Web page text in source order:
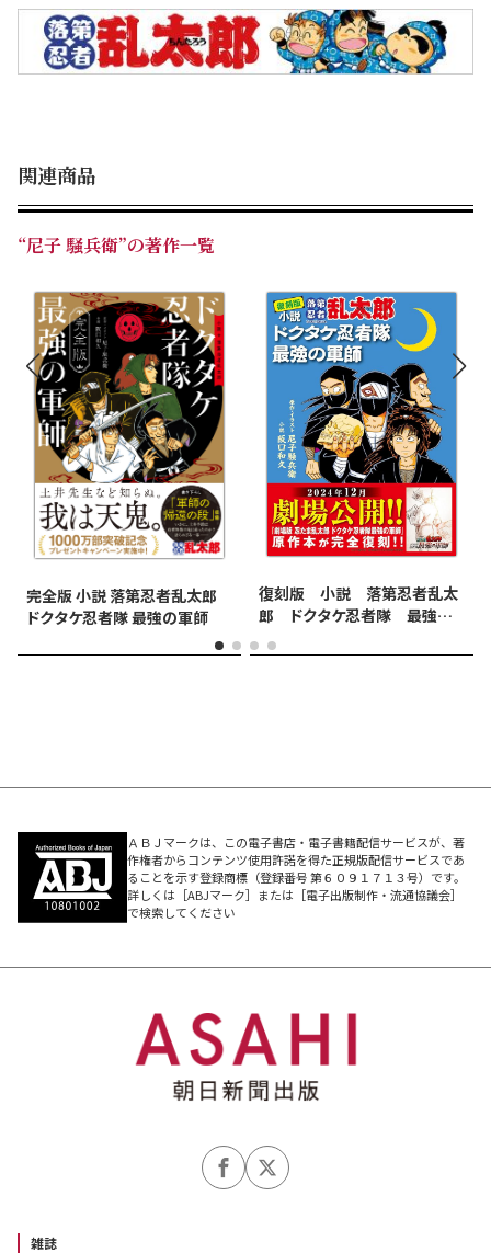
関連商品
“尼子 騒兵衛”の著作一覧
完全版 小説 落第忍者乱太郎
ドクタケ忍者隊 最強の軍師
復刻版 小説 落第忍者乱太
郎 ドクタケ忍者隊 最強の
軍師
ＡＢＪマークは、この電子書店・電子書籍配信サービスが、著
作権者からコンテンツ使用許諾を得た正規版配信サービスであ
ることを示す登録商標（登録番号 第６０９１７１３号）です。
詳しくは［ABJマーク］または［電子出版制作・流通協議会］
で検索してください
雑誌